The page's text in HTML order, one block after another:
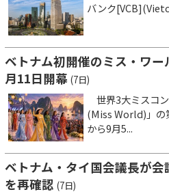
バンク
ベトナム初開催のミス・ワ
月11日開幕 (7日)
世界3大ミスコ
(Miss World)」の
から9月5...
ベトナム・タイ国会議長が
を再確認 (7日)